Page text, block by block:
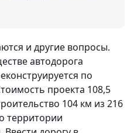
и другие вопросы.
автодорога
по
проекта 108,5
104 км из 216
территории